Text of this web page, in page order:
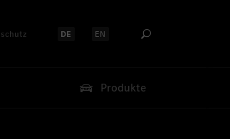
Sprache auswählen:
DE Sprache auswählen:
EN
Produkte